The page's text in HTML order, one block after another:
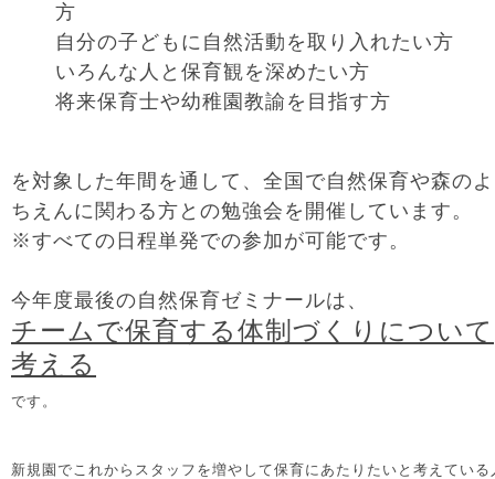
方
自分の子どもに自然活動を取り入れたい方
いろんな人と保育観を深めたい方
将来保育士や幼稚園教諭を目指す方
を対象した年間を通して、全国で自然保育や森の
ちえんに関わる方との勉強会を開催しています。
※すべての日程単発での参加が可能です。
今年度最後の自然保育ゼミナールは、
チームで保育する体制づくりについて
考える
です。
新規園でこれからスタッフを増やして保育にあたりたいと考えている